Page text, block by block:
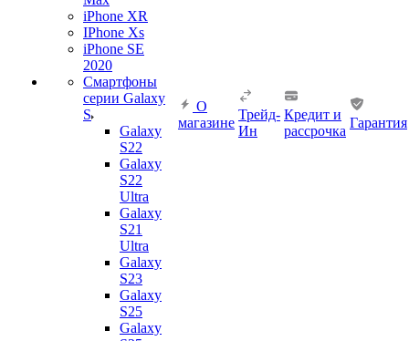
iPhone XR
IPhone Xs
iPhone SE
2020
Смартфоны
серии Galaxy
S
Galaxy
S22
Galaxy
S22
Ultra
Galaxy
S21
Ultra
Galaxy
S23
Galaxy
S25
Galaxy
О
магазине
Трейд-
Ин
Кредит и
рассрочка
Гарантия